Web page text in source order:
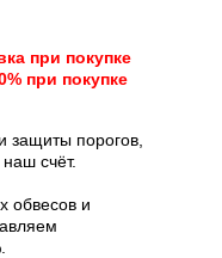
при покупке
при покупке
защиты порогов,
счёт.
обвесов и